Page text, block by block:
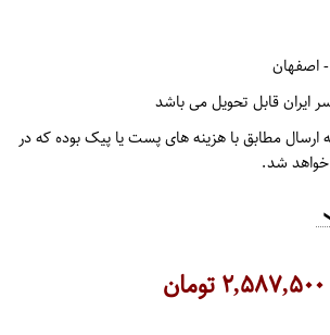
-اصفهان
ایران قابل تحویل می باشد
ارسال مطابق با هزینه های پست یا پیک بوده که در
خواهد شد.
۲,۵۸۷,۵۰۰تومان